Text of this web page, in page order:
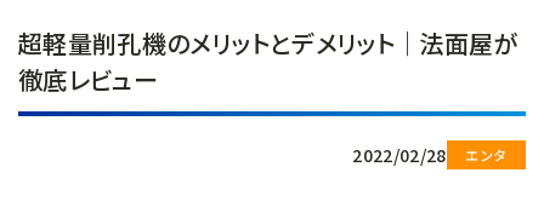
超軽量削孔機のメリットとデメリット｜法面屋が
徹底レビュー
2022/02/28